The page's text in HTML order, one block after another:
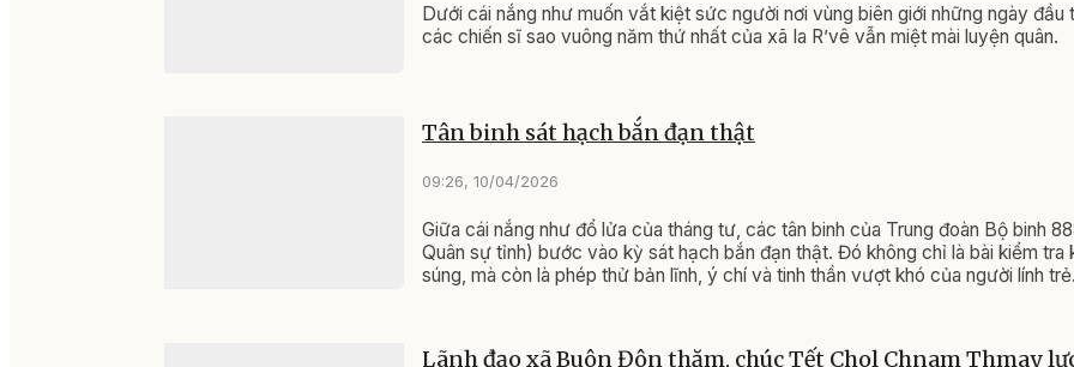
Dưới cái nắng như muốn vắt kiệt sức người nơi vùng biên giới những ngày
các chiến sĩ sao vuông năm thứ nhất của xã Ia R’vê vẫn miệt mài luyện quân.
Tân binh sát hạch bắn đạn thật
09:26, 10/04/2026
Giữa cái nắng như đổ lửa của tháng tư, các tân binh của Trung đoàn Bộ binh
Quân sự tỉnh) bước vào kỳ sát hạch bắn đạn thật. Đó không chỉ là bài kiểm tra
súng, mà còn là phép thử bản lĩnh, ý chí và tinh thần vượt khó của người lính
Lãnh đạo xã Buôn Đôn thăm, chúc Tết Chol Chnam Thmay